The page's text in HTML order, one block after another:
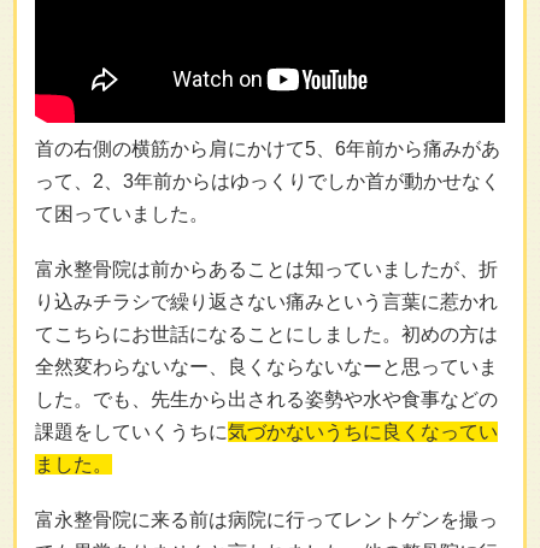
首の右側の横筋から肩にかけて5、6年前から痛みがあ
って、2、3年前からはゆっくりでしか首が動かせなく
て困っていました。
富永整骨院は前からあることは知っていましたが、折
り込みチラシで繰り返さない痛みという言葉に惹かれ
てこちらにお世話になることにしました。初めの方は
全然変わらないなー、良くならないなーと思っていま
した。でも、先生から出される姿勢や水や食事などの
課題をしていくうちに気づかないうちに良くなってい
ました。
富永整骨院に来る前は病院に行ってレントゲンを撮っ